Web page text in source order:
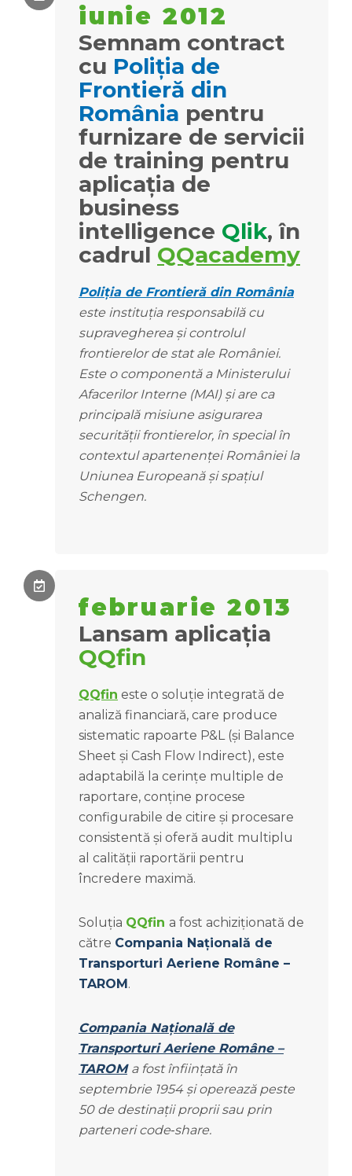
iunie 2012
Semnam contract
cu Poliția de
Frontieră din
România pentru
furnizare de servicii
de training pentru
aplicaţia de
business
intelligence Qlik, în
cadrul QQacademy
Poliția de Frontieră din România
este instituția responsabilă cu
supravegherea și controlul
frontierelor de stat ale României.
Este o componentă a Ministerului
Afacerilor Interne (MAI) și are ca
principală misiune asigurarea
securității frontierelor, în special în
contextul apartenenței României la
Uniunea Europeană și spațiul
Schengen.
februarie 2013
Lansam aplicația
QQfin
QQfin este o soluție integrată de
analiză financiară, care produce
sistematic rapoarte P&L (și Balance
Sheet și Cash Flow Indirect), este
adaptabilă la cerințe multiple de
raportare, conține procese
configurabile de citire și procesare
consistentă și oferă audit multiplu
al calității raportării pentru
încredere maximă.
Soluția QQfin a fost achiziționată de
către Compania Națională de
Transporturi Aeriene Române –
TAROM.
Compania Națională de
Transporturi Aeriene Române –
TAROM a fost înființată în
septembrie 1954 și operează peste
50 de destinații proprii sau prin
parteneri code‑share.